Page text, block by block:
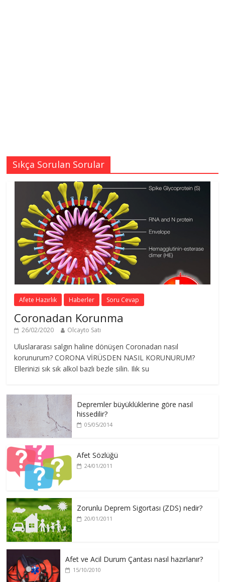
Sıkça Sorulan Sorular
Afete Hazırlık Haberler Soru Cevap
Coronadan Korunma
26/02/2020 Olcayto Satı
Uluslararası salgın haline dönüşen Coronadan nasıl
korunurum? CORONA VİRÜSDEN NASIL KORUNURUM?
Ellerinizi sık sık alkol bazlı bezle silin. Ilık su
Depremler büyüklüklerine göre nasıl
hissedilir?
05/05/2014
Afet Sözlüğü
24/01/2011
Zorunlu Deprem Sigortası (ZDS) nedir?
20/01/2011
Afet ve Acil Durum Çantası nasıl hazırlanır?
15/10/2010